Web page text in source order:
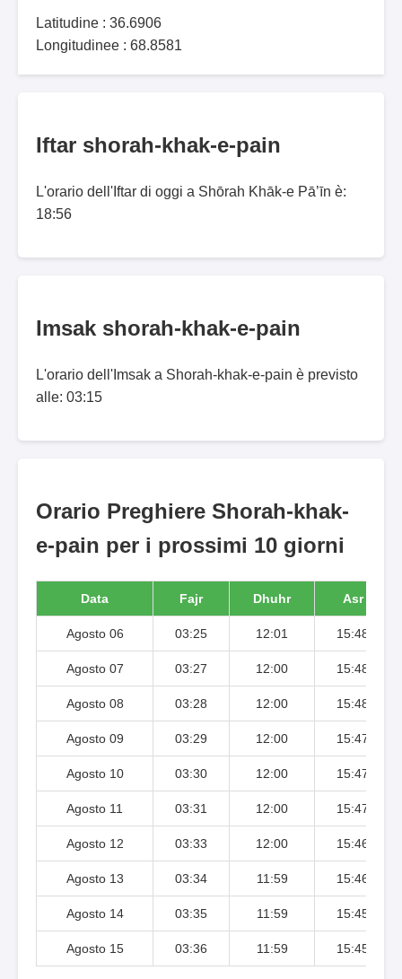
Latitudine : 36.6906
Longitudinee : 68.8581
Iftar shorah-khak-e-pain
L'orario dell'Iftar di oggi a Shōrah Khāk-e Pā’īn è:
18:56
Imsak shorah-khak-e-pain
L'orario dell'Imsak a Shorah-khak-e-pain è previsto
alle: 03:15
Orario Preghiere Shorah-khak-
e-pain per i prossimi 10 giorni
Data Fajr Dhuhr Asr
Agosto 06 03:25 12:01 15:48
Agosto 07 03:27 12:00 15:48
Agosto 08 03:28 12:00 15:48
Agosto 09 03:29 12:00 15:47
Agosto 10 03:30 12:00 15:47
Agosto 11 03:31 12:00 15:47
Agosto 12 03:33 12:00 15:46
Agosto 13 03:34 11:59 15:46
Agosto 14 03:35 11:59 15:45
Agosto 15 03:36 11:59 15:45